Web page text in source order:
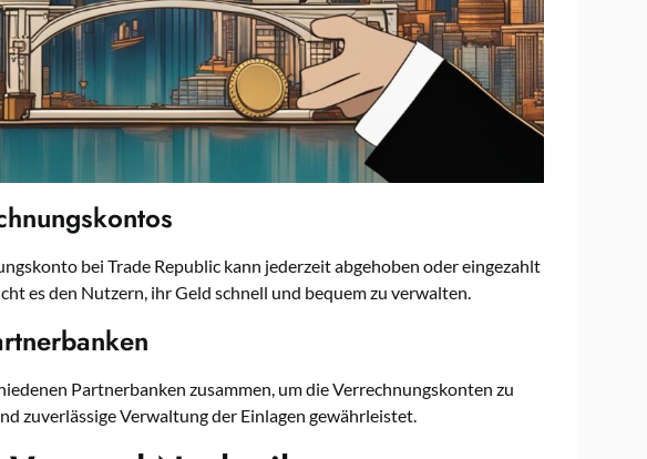
bei Trade Republic kann jederzeit abgehoben oder eingezahlt
es den Nutzern, ihr Geld schnell und bequem zu verwalten.
Partnerbanken zusammen, um die Verrechnungskonten zu
zuverlässige Verwaltung der Einlagen gewährleistet.